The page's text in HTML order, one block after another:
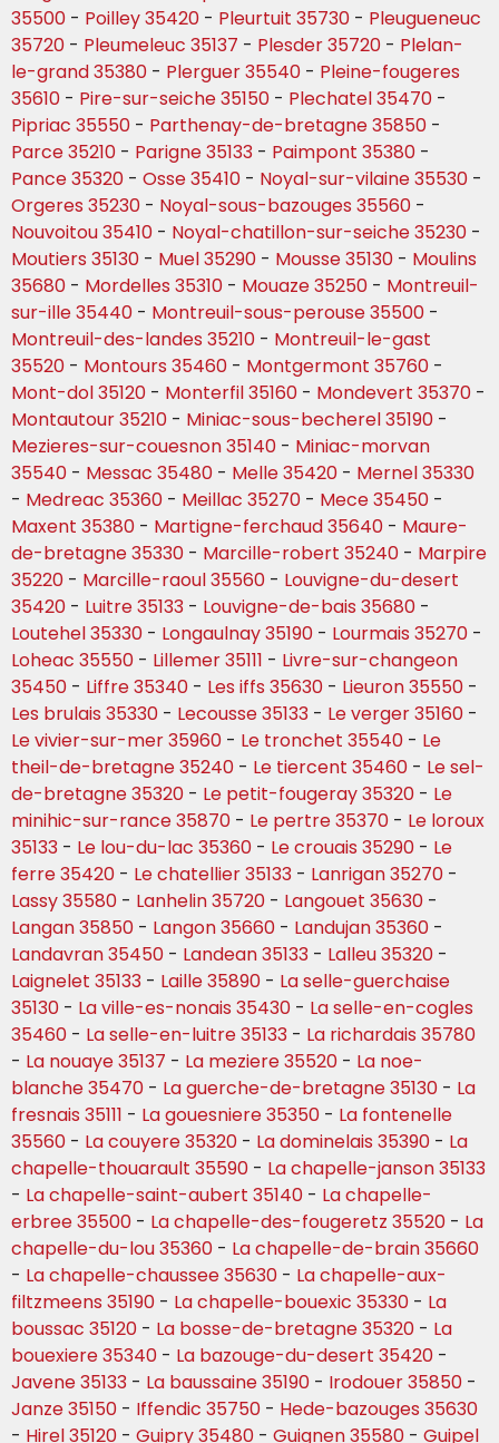
35500 - Poilley 35420 - Pleurtuit 35730 - Pleugueneuc
35720 - Pleumeleuc 35137 - Plesder 35720 - Plelan-
le-grand 35380 - Plerguer 35540 - Pleine-fougeres
35610 - Pire-sur-seiche 35150 - Plechatel 35470 -
Pipriac 35550 - Parthenay-de-bretagne 35850 -
Parce 35210 - Parigne 35133 - Paimpont 35380 -
Pance 35320 - Osse 35410 - Noyal-sur-vilaine 35530 -
Orgeres 35230 - Noyal-sous-bazouges 35560 -
Nouvoitou 35410 - Noyal-chatillon-sur-seiche 35230 -
Moutiers 35130 - Muel 35290 - Mousse 35130 - Moulins
35680 - Mordelles 35310 - Mouaze 35250 - Montreuil-
sur-ille 35440 - Montreuil-sous-perouse 35500 -
Montreuil-des-landes 35210 - Montreuil-le-gast
35520 - Montours 35460 - Montgermont 35760 -
Mont-dol 35120 - Monterfil 35160 - Mondevert 35370 -
Montautour 35210 - Miniac-sous-becherel 35190 -
Mezieres-sur-couesnon 35140 - Miniac-morvan
35540 - Messac 35480 - Melle 35420 - Mernel 35330
- Medreac 35360 - Meillac 35270 - Mece 35450 -
Maxent 35380 - Martigne-ferchaud 35640 - Maure-
de-bretagne 35330 - Marcille-robert 35240 - Marpire
35220 - Marcille-raoul 35560 - Louvigne-du-desert
35420 - Luitre 35133 - Louvigne-de-bais 35680 -
Loutehel 35330 - Longaulnay 35190 - Lourmais 35270 -
Loheac 35550 - Lillemer 35111 - Livre-sur-changeon
35450 - Liffre 35340 - Les iffs 35630 - Lieuron 35550 -
Les brulais 35330 - Lecousse 35133 - Le verger 35160 -
Le vivier-sur-mer 35960 - Le tronchet 35540 - Le
theil-de-bretagne 35240 - Le tiercent 35460 - Le sel-
de-bretagne 35320 - Le petit-fougeray 35320 - Le
minihic-sur-rance 35870 - Le pertre 35370 - Le loroux
35133 - Le lou-du-lac 35360 - Le crouais 35290 - Le
ferre 35420 - Le chatellier 35133 - Lanrigan 35270 -
Lassy 35580 - Lanhelin 35720 - Langouet 35630 -
Langan 35850 - Langon 35660 - Landujan 35360 -
Landavran 35450 - Landean 35133 - Lalleu 35320 -
Laignelet 35133 - Laille 35890 - La selle-guerchaise
35130 - La ville-es-nonais 35430 - La selle-en-cogles
35460 - La selle-en-luitre 35133 - La richardais 35780
- La nouaye 35137 - La meziere 35520 - La noe-
blanche 35470 - La guerche-de-bretagne 35130 - La
fresnais 35111 - La gouesniere 35350 - La fontenelle
35560 - La couyere 35320 - La dominelais 35390 - La
chapelle-thouarault 35590 - La chapelle-janson 35133
- La chapelle-saint-aubert 35140 - La chapelle-
erbree 35500 - La chapelle-des-fougeretz 35520 - La
chapelle-du-lou 35360 - La chapelle-de-brain 35660
- La chapelle-chaussee 35630 - La chapelle-aux-
filtzmeens 35190 - La chapelle-bouexic 35330 - La
boussac 35120 - La bosse-de-bretagne 35320 - La
bouexiere 35340 - La bazouge-du-desert 35420 -
Javene 35133 - La baussaine 35190 - Irodouer 35850 -
Janze 35150 - Iffendic 35750 - Hede-bazouges 35630
- Hirel 35120 - Guipry 35480 - Guignen 35580 - Guipel